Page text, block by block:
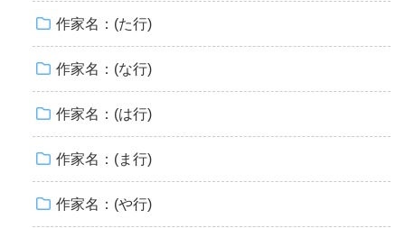
作家名：(た行)
作家名：(な行)
作家名：(は行)
作家名：(ま行)
作家名：(や行)